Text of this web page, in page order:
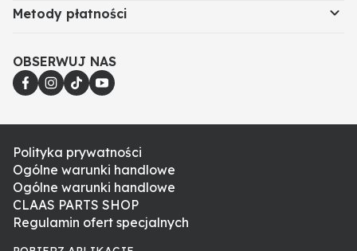
Metody płatności
OBSERWUJ NAS
Polityka prywatności
Ogólne warunki handlowe
Ogólne warunki handlowe
CLAAS PARTS SHOP
Regulamin ofert specjalnych